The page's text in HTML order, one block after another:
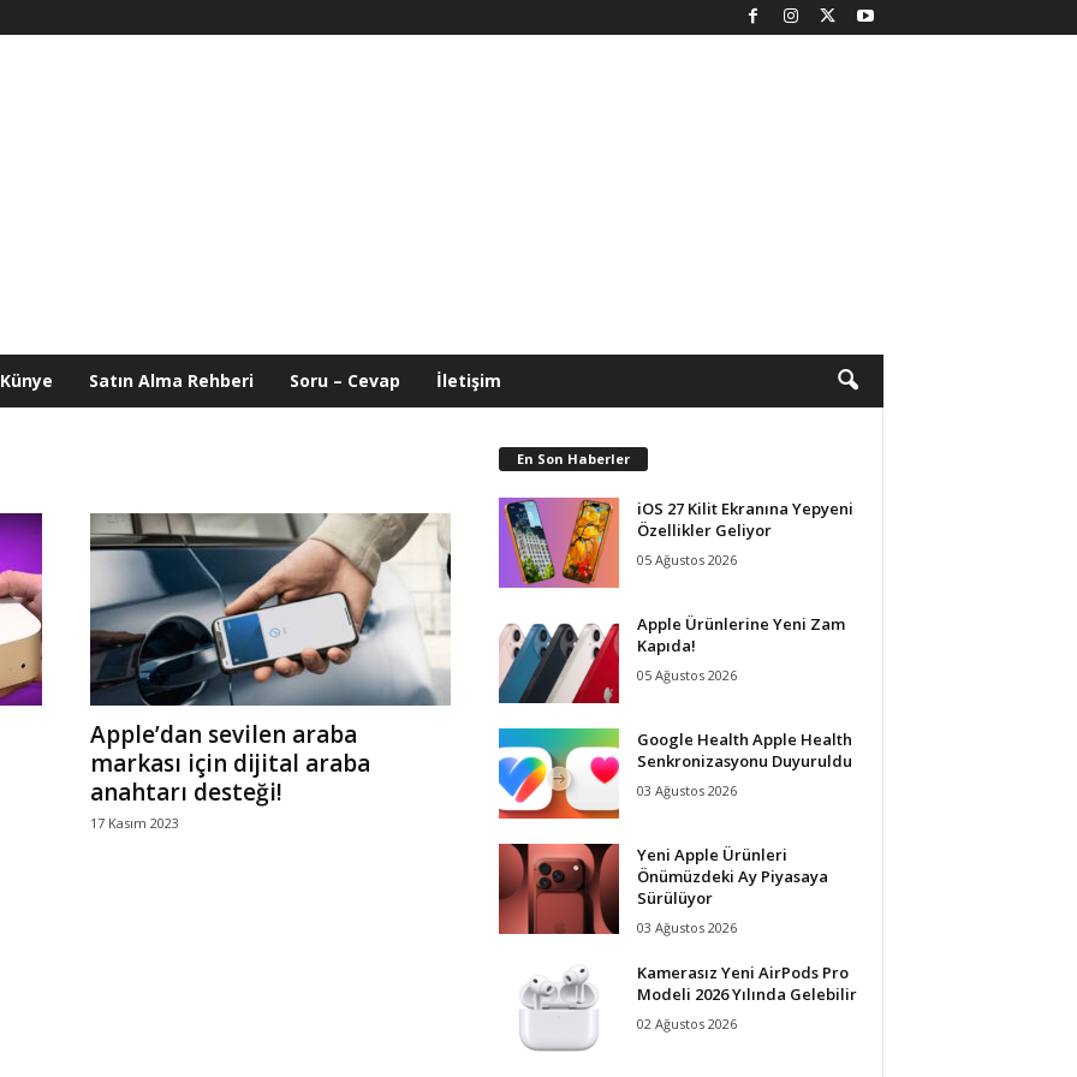
Künye Satın Alma Rehberi Soru – Cevap İletişim
Apple’dan sevilen araba
markası için dijital araba
anahtarı desteği!
17 Kasım 2023
En Son Haberler
iOS 27 Kilit Ekranına Yepyeni
Özellikler Geliyor
05 Ağustos 2026
Apple Ürünlerine Yeni Zam
Kapıda!
05 Ağustos 2026
Google Health Apple Health
Senkronizasyonu Duyuruldu
03 Ağustos 2026
Yeni Apple Ürünleri
Önümüzdeki Ay Piyasaya
Sürülüyor
03 Ağustos 2026
Kamerasız Yeni AirPods Pro
Modeli 2026 Yılında Gelebilir
02 Ağustos 2026